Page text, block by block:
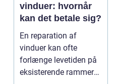
vinduer: hvornår
kan det betale sig?
En reparation af
vinduer kan ofte
forlænge levetiden på
eksisterende rammer